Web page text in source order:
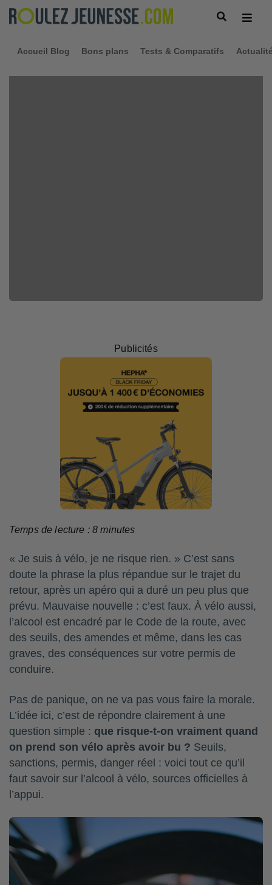
Accueil Blog Bons plans Tests & Comparatifs
Publicités
Temps de lecture :8 minutes
« Je suis à vélo, je ne risque rien. » C’est sans
doute la phrase la plus répandue sur le trajet du
retour, après un apéro qui a duré un peu plus que
prévu. Mauvaise nouvelle : c’est faux. À vélo aussi,
l’alcool est encadré par le Code de la route, avec
des seuils, des amendes et même, dans les cas
graves, des conséquences sur votre permis de
conduire.
Pas de panique, on ne va pas vous faire la morale.
L’idée ici, c’est de répondre clairement à une
question simple : que risque-t-on vraiment quand
on prend son vélo après avoir bu ? Seuils,
sanctions, permis, danger réel : voici tout ce qu’il
faut savoir sur l’alcool à vélo, sources officielles à
l’appui.